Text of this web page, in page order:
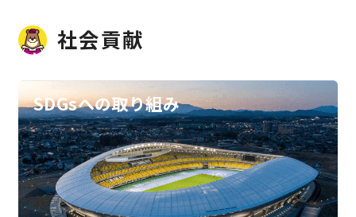
社会貢献
SDGsへの取り組み